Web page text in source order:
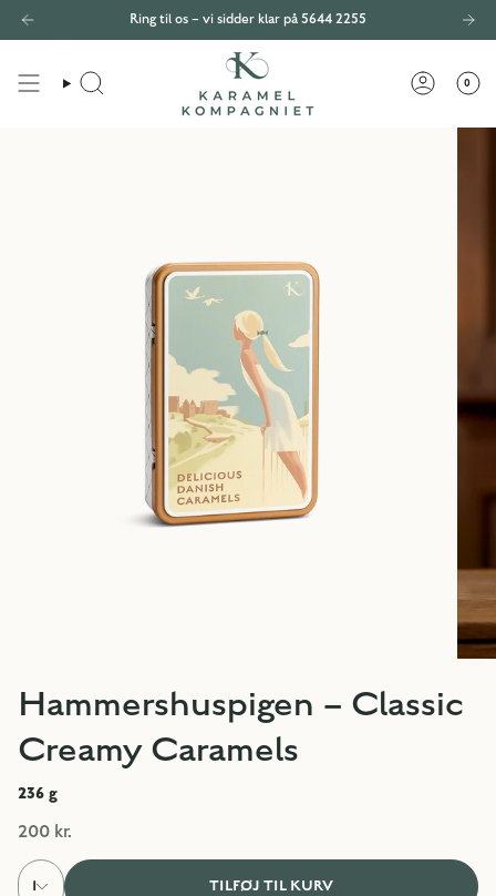
Ring til os – vi sidder klar på 5644 2255
SØG KONTO
0
Hammershuspigen – Classic
Creamy Caramels
236 g
200 kr.
1 TILFØJ TIL KURV